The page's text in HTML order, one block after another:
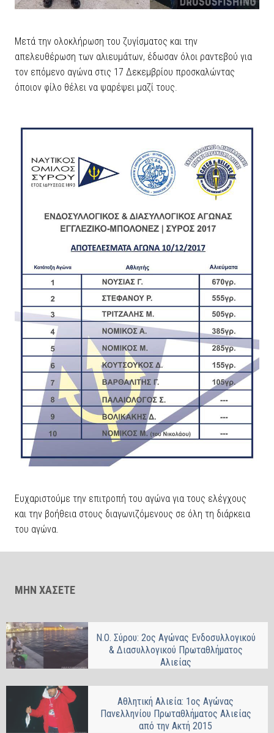
Μετά την ολοκλήρωση του ζυγίσματος και την
απελευθέρωση των αλιευμάτων, έδωσαν όλοι ραντεβού για
τον επόμενο αγώνα στις 17 Δεκεμβρίου προσκαλώντας
όποιον φίλο θέλει να ψαρέψει μαζί τους.
Ευχαριστούμε την επιτροπή του αγώνα για τους ελέγχους
και την βοήθεια στους διαγωνιζόμενους σε όλη τη διάρκεια
του αγώνα.
ΜΗΝ ΧΑΣΕΤΕ
Ν.Ο. Σύρου: 2ος Αγώνας Ενδοσυλλογικού
& Διασυλλογικού Πρωταθλήματος
Αλιείας
Αθλητική Αλιεία: 1ος Αγώνας
Πανελληνίου Πρωταθλήματος Αλιείας
από την Ακτή 2015